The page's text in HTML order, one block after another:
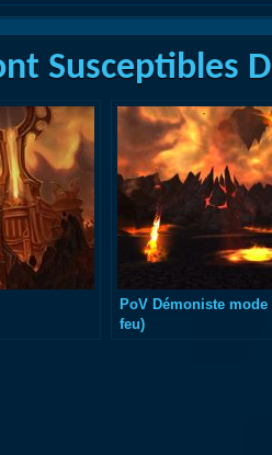
Susceptibles
PoV Démoniste
feu)